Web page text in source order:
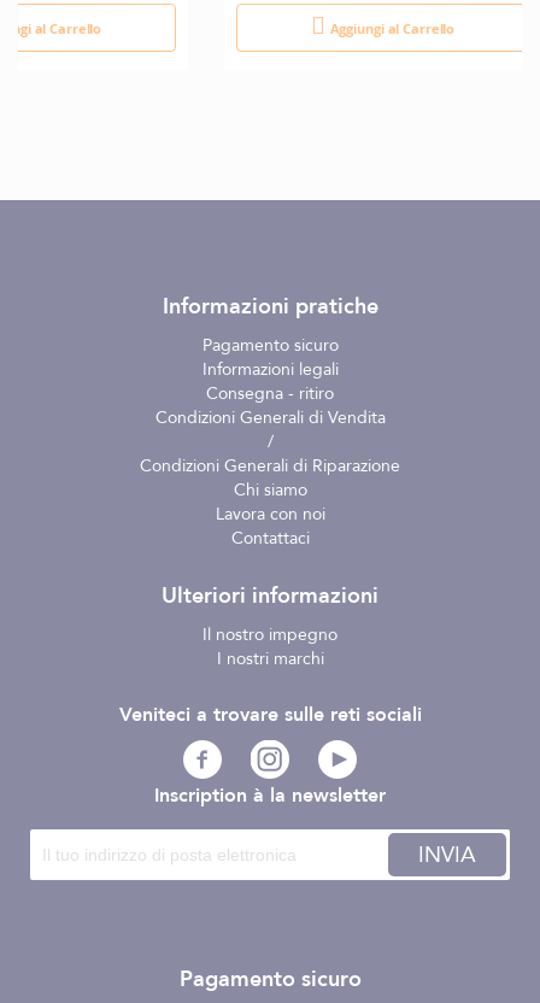
al Carrello Aggiungi al Carrello
Informazioni pratiche
Pagamento sicuro
Informazioni legali
Consegna - ritiro
Condizioni Generali di Vendita
/
Condizioni Generali di Riparazione
Chi siamo
Lavora con noi
Contattaci
Ulteriori informazioni
Il nostro impegno
I nostri marchi
Inscription à la newsletter
INVIA
Pagamento sicuro
Veniteci a trovare sulle reti sociali